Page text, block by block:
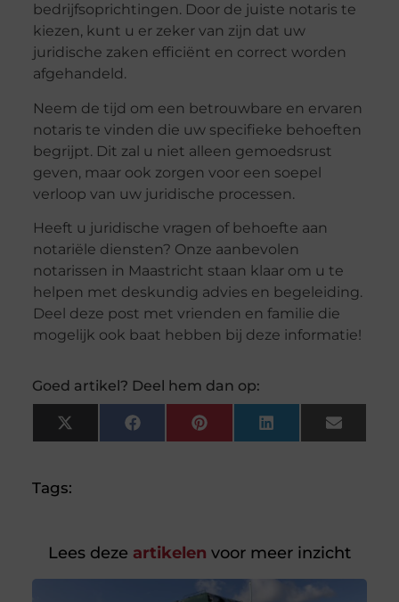
bedrijfsoprichtingen. Door de juiste notaris te
kiezen, kunt u er zeker van zijn dat uw
juridische zaken efficiënt en correct worden
afgehandeld.
Neem de tijd om een betrouwbare en ervaren
notaris te vinden die uw specifieke behoeften
begrijpt. Dit zal u niet alleen gemoedsrust
geven, maar ook zorgen voor een soepel
verloop van uw juridische processen.
Heeft u juridische vragen of behoefte aan
notariële diensten? Onze aanbevolen
notarissen in Maastricht staan klaar om u te
helpen met deskundig advies en begeleiding.
Deel deze post met vrienden en familie die
mogelijk ook baat hebben bij deze informatie!
Goed artikel? Deel hem dan op:
X
(Twitter)
FacebookPinterestLinkedInEmail
Tags:
Lees deze artikelen voor meer inzicht